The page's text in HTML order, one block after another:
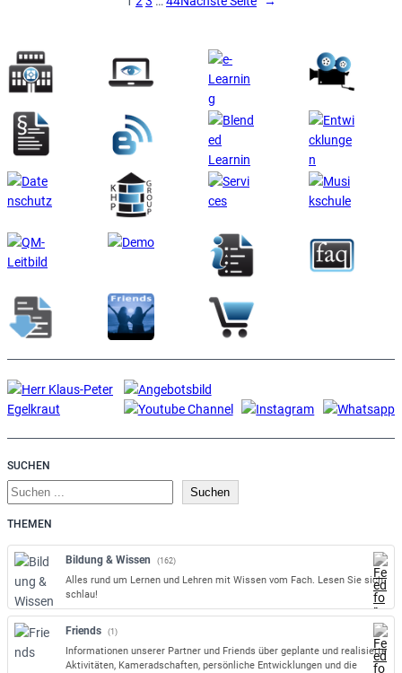
SUCHEN
S
u
c
h
Suchen
THEMEN
Bildung & Wissen (162)
Alles rund um Lernen und Lehren mit Wissen vom Fach. Lesen Sie sich
schlau!
Friends (1)
Informationen unserer Partner und Friends über geplante und realisierte
Aktivitäten, Kameradschaften, persönliche Entwicklungen und die